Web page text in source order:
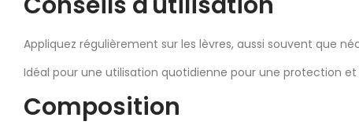
Appliquez régulièrement sur les lèvres, aussi souvent que
Idéal pour une utilisation quotidienne pour une protection
Composition